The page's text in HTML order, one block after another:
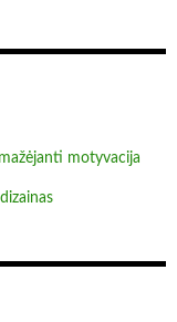
motyvacija